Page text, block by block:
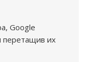
Google
перетащив их